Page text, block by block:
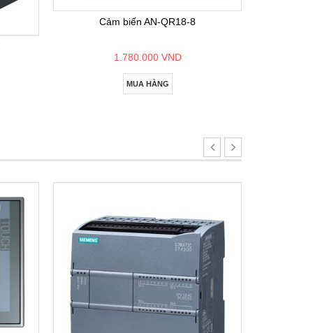
Cảm biến AN-QR18-8
1.780.000 VND
MUA HÀNG